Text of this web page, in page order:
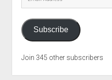
Address
Subscribe
Join 345 other subscribers